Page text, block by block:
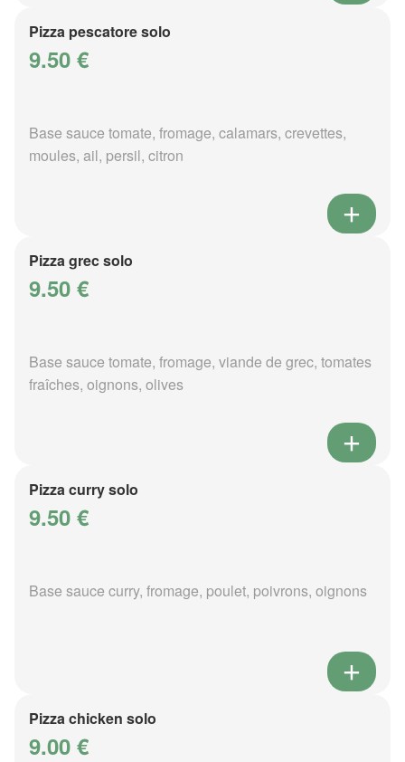
Pizza pescatore solo
9.50 €
Base sauce tomate, fromage, calamars, crevettes,
moules, ail, persil, citron
Pizza grec solo
9.50 €
Base sauce tomate, fromage, viande de grec, tomates
fraîches, oignons, olives
Pizza curry solo
9.50 €
Base sauce curry, fromage, poulet, poivrons, oignons
Pizza chicken solo
9.00 €